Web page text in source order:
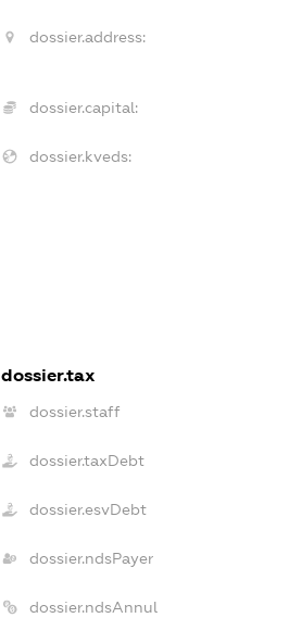
dossier.address:
dossier.capital:
dossier.kveds:
dossier.tax
dossier.staff
dossier.taxDebt
dossier.esvDebt
dossier.ndsPayer
dossier.ndsAnnul